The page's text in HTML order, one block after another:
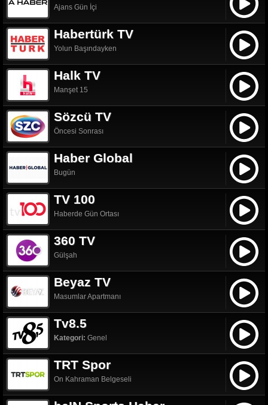
Ajans Gün İçi
Habertürk TV
Yolun Başındayken
Halk TV
Manşet 15
Sözcü TV
Öncesi Sonrası
Haber Global
Bugün
TV 100
Haberde Gün Ortası
360 TV
Gülşah
Beyaz TV
Masumlar Apartmanı
Tv8.5
Kategori: Genel
TRT Spor
On Kahraman Belgeseli